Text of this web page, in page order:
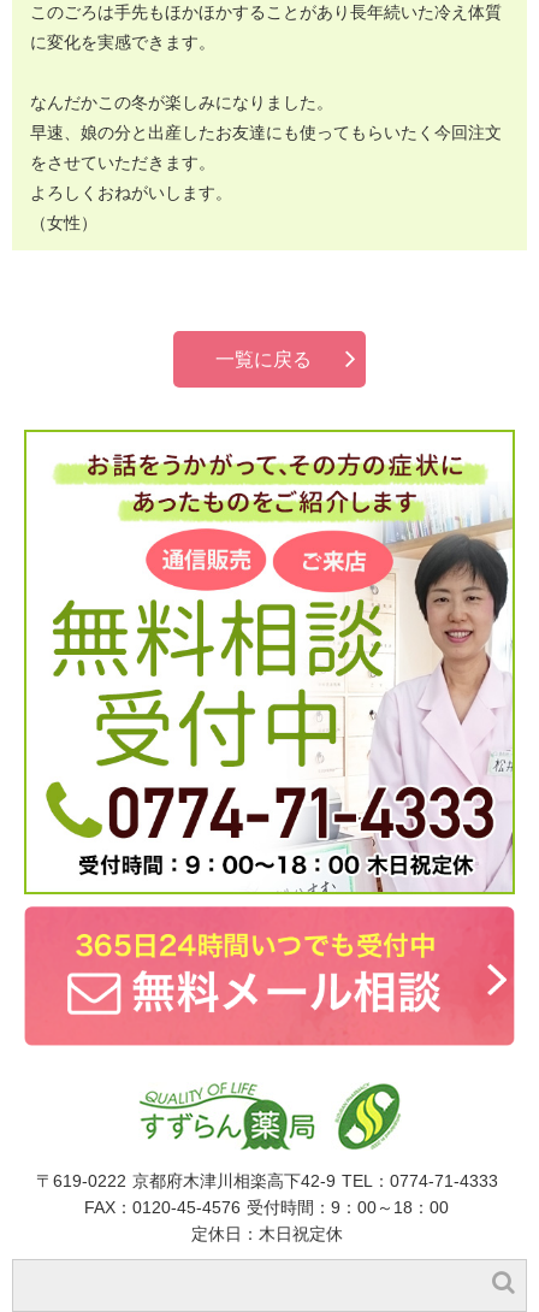
このごろは手先もほかほかすることがあり長年続いた冷え体質
に変化を実感できます。
なんだかこの冬が楽しみになりました。
早速、娘の分と出産したお友達にも使ってもらいたく今回注文
をさせていただきます。
よろしくおねがいします。
（女性）
一覧に戻る
〒619-0222 京都府木津川相楽高下42-9 TEL：0774-71-4333
FAX：0120-45-4576 受付時間：9：00～18：00
定休日：木日祝定休